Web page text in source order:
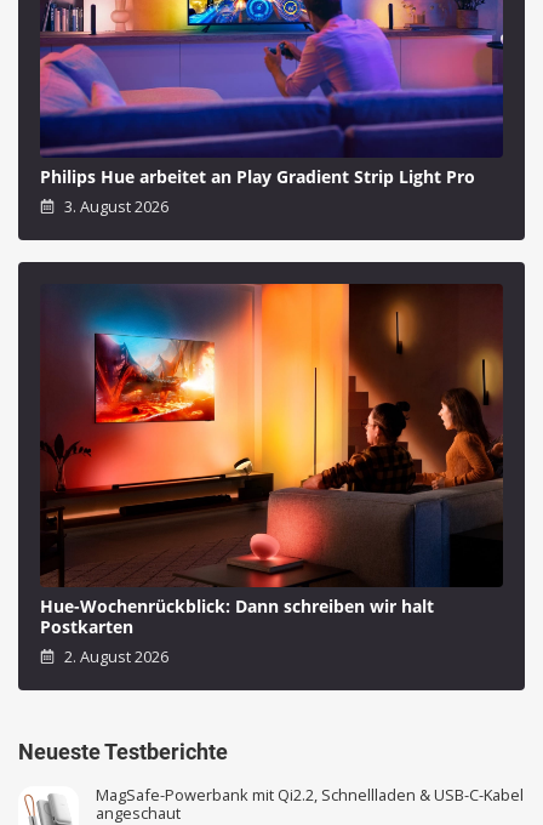
Philips Hue arbeitet an Play Gradient Strip Light Pro
3. August 2026
Hue-Wochenrückblick: Dann schreiben wir halt
Postkarten
2. August 2026
Neueste Testberichte
MagSafe-Powerbank mit Qi2.2, Schnellladen & USB-C-Kabel
angeschaut